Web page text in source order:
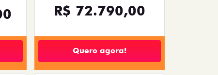
R$ 72.790,00
Quero agora!